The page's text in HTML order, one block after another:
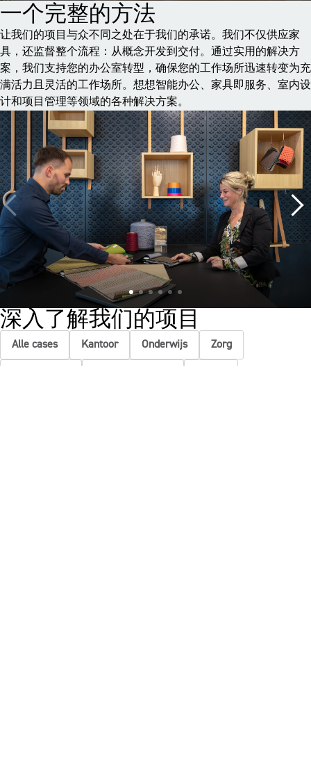
一个完整的方法
让我们的项目与众不同之处在于我们的承诺。我们不仅供应家
具，还监督整个流程：从概念开发到交付。通过实用的解决方
案，我们支持您的办公室转型，确保您的工作场所迅速转变为充
满活力且灵活的工作场所。想想智能办公、家具即服务、室内设
计和项目管理等领域的各种解决方案。
深入了解我们的项目
Alle cases Kantoor Onderwijs Zorg